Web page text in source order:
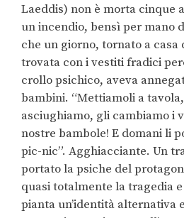
Laeddis) non è morta cinque
un incendio, bensì per mano
che un giorno, tornato a casa
trovata con i vestiti fradici
crollo psichico, aveva
bambini. “Mettiamoli a
asciughiamo, gli cambiamo i
nostre bambole! E domani li
pic-nic”. Agghiacciante. Un
portato la psiche del
quasi totalmente la tragedia
pianta un’identità alternativa